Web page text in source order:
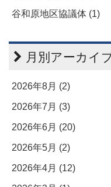
谷和原地区協議体 (1)
月別アーカイ
2026年8月 (2)
2026年7月 (3)
2026年6月 (20)
2026年5月 (2)
2026年4月 (12)